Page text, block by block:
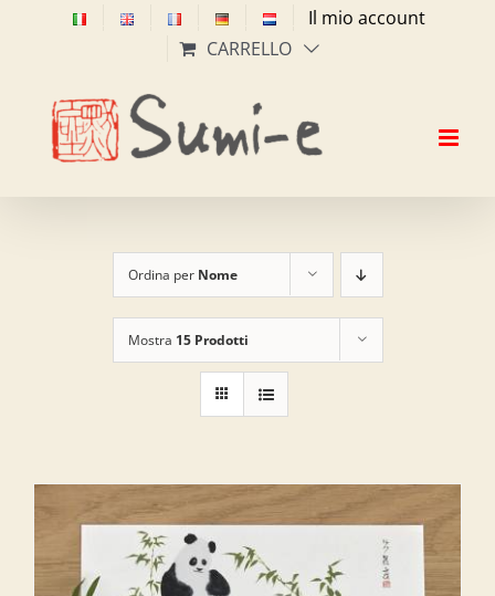
Il mio account
CARRELLO
Ordina per Nome
Mostra 15 Prodotti